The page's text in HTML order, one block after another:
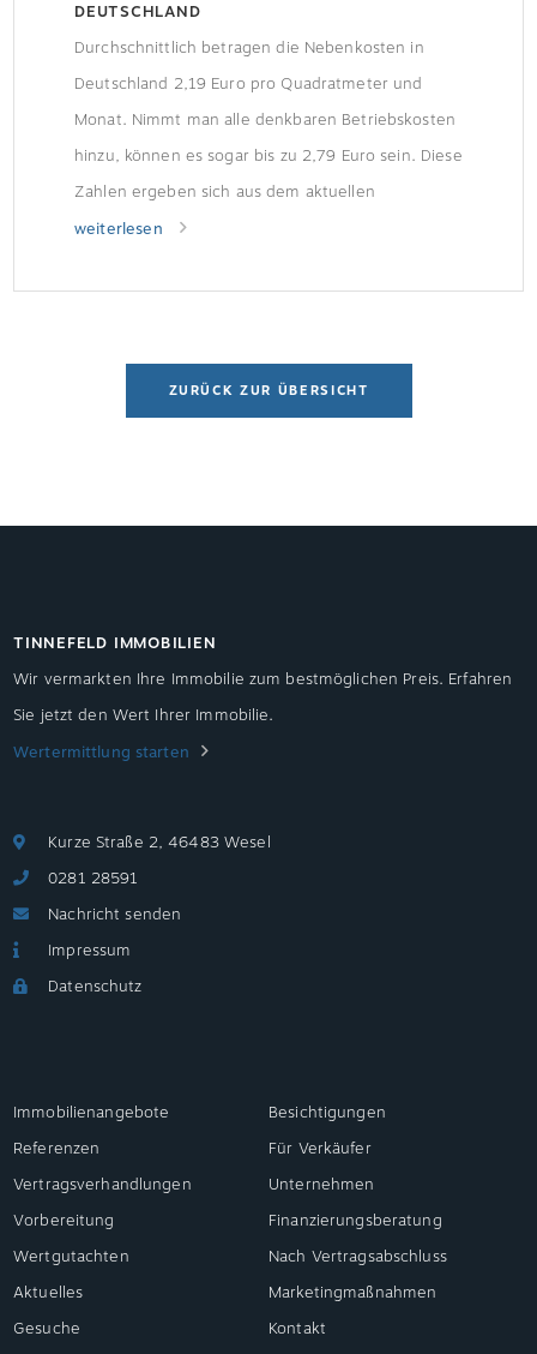
DEUTSCHLAND
Durchschnittlich betragen die Nebenkosten in
Deutschland 2,19 Euro pro Quadratmeter und
Monat. Nimmt man alle denkbaren Betriebskosten
hinzu, können es sogar bis zu 2,79 Euro sein. Diese
Zahlen ergeben sich aus dem aktuellen
Betriebskostenspiegel des Deutschen
Miete“Im Jahre 2016 mussten, nach Anfallen aller
weiterlesen
ZURÜCK ZUR ÜBERSICHT
TINNEFELD IMMOBILIEN
Wir vermarkten Ihre Immobilie zum bestmöglichen Preis. Erfahren
Sie jetzt den Wert Ihrer Immobilie.
Wertermittlung starten
Kurze Straße 2, 46483 Wesel
0281 28591
Nachricht senden
Impressum
Datenschutz
Immobilienangebote
Besichtigungen
Referenzen
Für Verkäufer
Vertragsverhandlungen
Unternehmen
Vorbereitung
Finanzierungsberatung
Wertgutachten
Nach Vertragsabschluss
Aktuelles
Marketingmaßnahmen
Gesuche
Kontakt